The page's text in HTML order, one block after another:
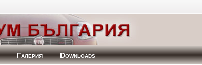
Галерия Downloads